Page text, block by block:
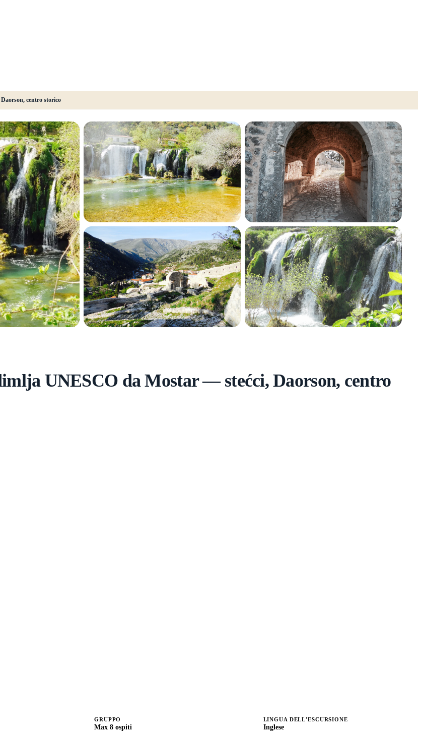
centro storico
UNESCO da Mostar — stećci, Daorson, centro
GRUPPO
Max 8 ospiti
LINGUA DELL'ESCURSIONE
Inglese